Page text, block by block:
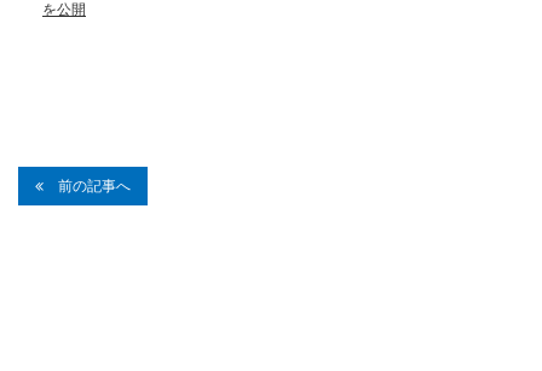
を公開
前の記事へ